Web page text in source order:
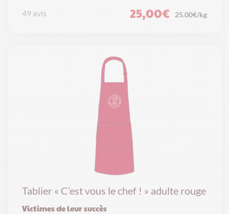
25,00€ 25.00€/kg
49 avis
Tablier « C’est vous le chef ! » adulte rouge
Victimes de leur succès